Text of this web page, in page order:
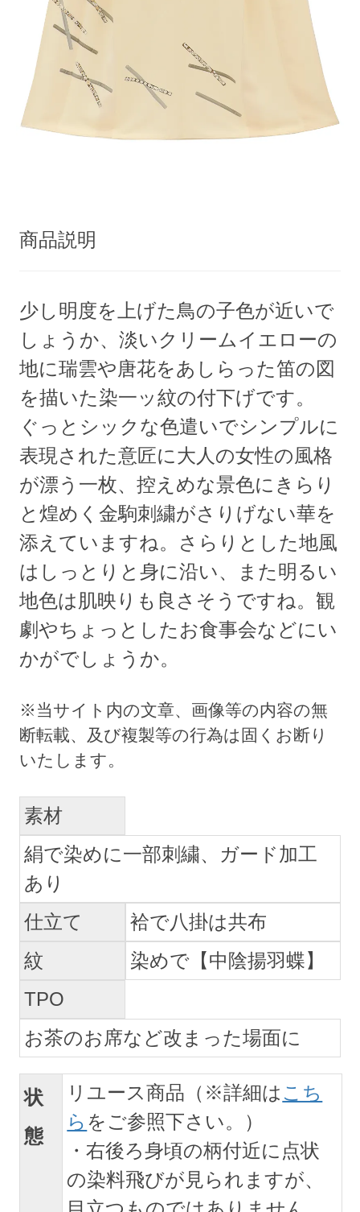
商品説明
少し明度を上げた鳥の子色が近いで
しょうか、淡いクリームイエローの
地に瑞雲や唐花をあしらった笛の図
を描いた染一ッ紋の付下げです。
ぐっとシックな色遣いでシンプルに
表現された意匠に大人の女性の風格
が漂う一枚、控えめな景色にきらり
と煌めく金駒刺繍がさりげない華を
添えていますね。さらりとした地風
はしっとりと身に沿い、また明るい
地色は肌映りも良さそうですね。観
劇やちょっとしたお食事会などにい
かがでしょうか。
素材
絹で染めに一部刺繍、ガード加工
あり
仕立て
袷で八掛は共布
紋
染めで【中陰揚羽蝶】
TPO
お茶のお席など改まった場面に
状
態
リユース商品（※詳細は こち
ら をご参照下さい。）
・右後ろ身頃の柄付近に点状
の染料飛びが見られますが、